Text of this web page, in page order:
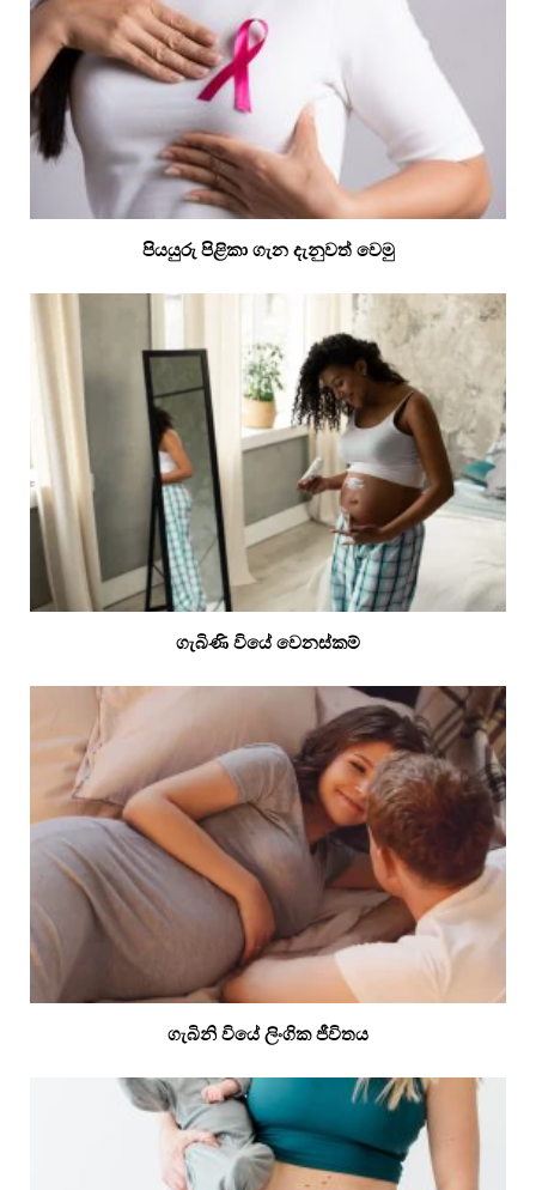
පියයුරු පිළිකා ගැන දැනුවත් වෙමු
ගැබිණි වියේ වෙනස්කම්
ගැබිනි වියේ ලිංගික ජීවිතය